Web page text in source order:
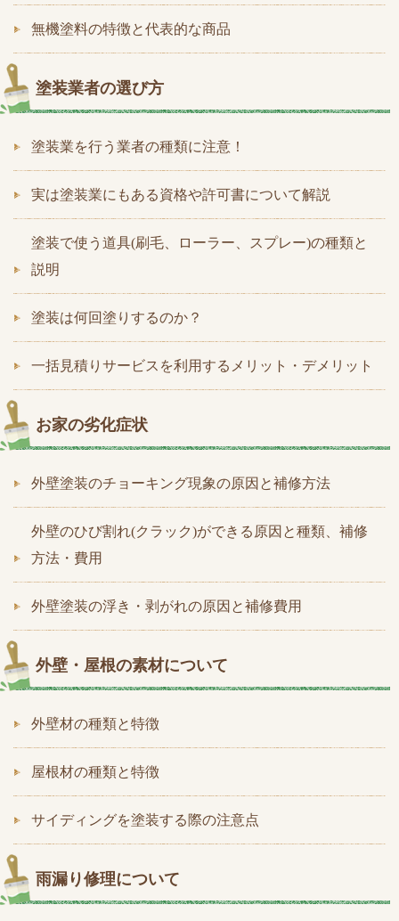
無機塗料の特徴と代表的な商品
塗装業者の選び方
塗装業を行う業者の種類に注意！
実は塗装業にもある資格や許可書について解説
塗装で使う道具(刷毛、ローラー、スプレー)の種類と
説明
塗装は何回塗りするのか？
一括見積りサービスを利用するメリット・デメリット
お家の劣化症状
外壁塗装のチョーキング現象の原因と補修方法
外壁のひび割れ(クラック)ができる原因と種類、補修
方法・費用
外壁塗装の浮き・剥がれの原因と補修費用
外壁・屋根の素材について
外壁材の種類と特徴
屋根材の種類と特徴
サイディングを塗装する際の注意点
雨漏り修理について